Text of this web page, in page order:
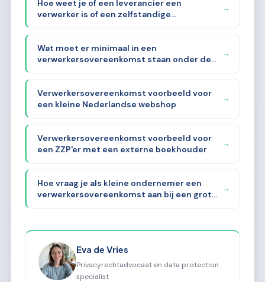
Hoe weet je of een leverancier een
verwerker is of een zelfstandige
verwerkingsverantwoordelijke?
→
Wat moet er minimaal in een
verwerkersovereenkomst staan onder de
AVG?
→
Verwerkersovereenkomst voorbeeld voor
een kleine Nederlandse webshop
→
Verwerkersovereenkomst voorbeeld voor
een ZZP'er met een externe boekhouder
→
Hoe vraag je als kleine ondernemer een
verwerkersovereenkomst aan bij een grote
leverancier?
→
Eva de Vries
Privacyrechtadvocaat en data protection
specialist